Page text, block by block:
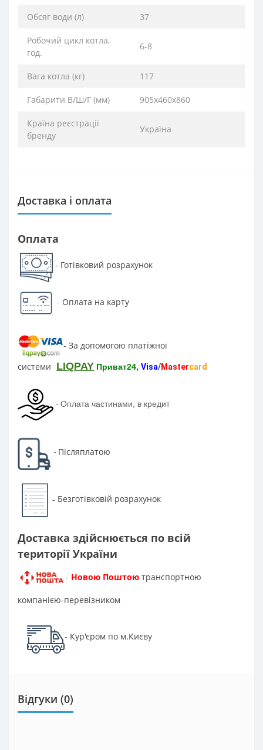
Обсяг води (л) 37
Робочий цикл котла,
год.
6-8
Вага котла (кг) 117
Габарити В/Ш/Г (мм) 905х460х860
Країна реєстрації
бренду
Україна
Доставка і оплата
Оплата
- Готівковий розрахунок
- Оплата на карту
- За допомогою платіжної
системи LIQPAY Приват24, Visa/Mastercard
- Оплата частинами, в кредит
- Післяплатою
- Безготівковій розрахунок
Доставка здійснюється по всій
території України
- Новою Поштою транспортною
компанією-перевізником
- Кур'єром по м.Києву
Відгуки (0)